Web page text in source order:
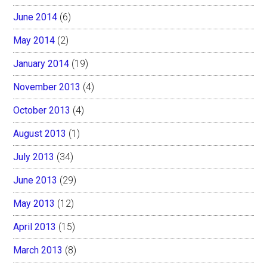
June 2014 (6)
May 2014 (2)
January 2014 (19)
November 2013 (4)
October 2013 (4)
August 2013 (1)
July 2013 (34)
June 2013 (29)
May 2013 (12)
April 2013 (15)
March 2013 (8)